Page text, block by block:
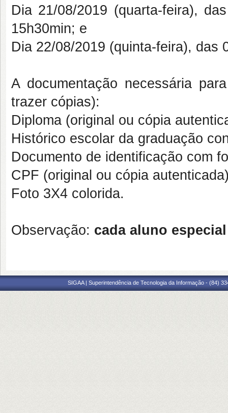
Dia 21/08/2019 (quarta-feira),
15h30min; e
Dia 22/08/2019 (quinta-feira), das
A documentação necessária
trazer cópias):
Diploma (original ou cópia
Histórico escolar da graduação
Documento de identificação com
CPF (original ou cópia
Foto 3X4 colorida.
Observação: cada aluno
SIGAA | Superintendência de Tecnologia da Informação - (84)